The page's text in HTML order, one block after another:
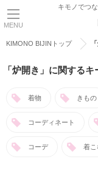
KIMONO BIJINトップ
「炉開き」に関する
着物 きもの
コーディネート
コーデ 着こ
MENU
キモノでつ